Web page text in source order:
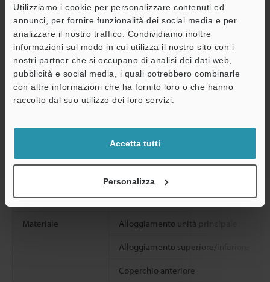
Utilizziamo i cookie per personalizzare contenuti ed
annunci, per fornire funzionalità dei social media e per
analizzare il nostro traffico. Condividiamo inoltre
informazioni sul modo in cui utilizza il nostro sito con i
nostri partner che si occupano di analisi dei dati web,
pubblicità e social media, i quali potrebbero combinarle
con altre informazioni che ha fornito loro o che hanno
raccolto dal suo utilizzo dei loro servizi.
Accetta tutti
Personalizza
Temperatura ambiente operativo
Umidità relativa operativa
Temperatura di magazzinaggio
Umidità relativa di stoccaggio
Materiale Alloggiamento unità principale
Alloggiamento superiore/inferiore
Coperchio anteriore